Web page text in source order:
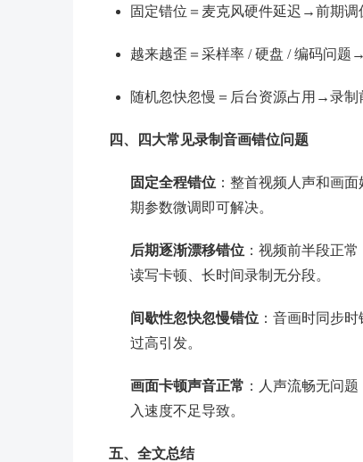
固定错位＝麦克风硬件延迟→前期调
越来越歪＝采样率 / 硬盘 / 编码问题
随机忽快忽慢＝后台资源占用→录制
四、四大常见录制音画错位问题
固定全程错位 ：整首视频人声和画
期参数微调即可解决。
后期逐渐漂移错位 ：视频前半段正
读写卡顿、长时间录制无分段。
间歇性忽快忽慢错位 ：音画时同步
过高引发。
画面卡顿声音正常 ：人声流畅无问
入速度不足导致。
五、全文总结